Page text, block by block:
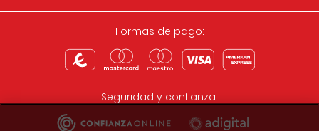
Formas de pago:
Seguridad y confianza: